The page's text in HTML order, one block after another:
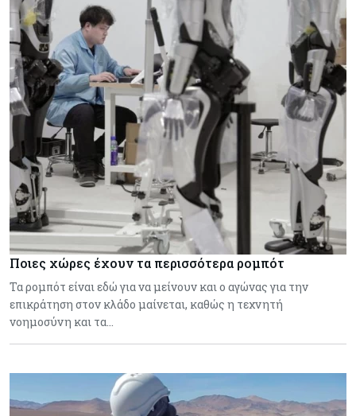
Ποιες χώρες έχουν τα περισσότερα ρομπότ
Τα ρομπότ είναι εδώ για να μείνουν και ο αγώνας για την
επικράτηση στον κλάδο μαίνεται, καθώς η τεχνητή
νοημοσύνη και τα…